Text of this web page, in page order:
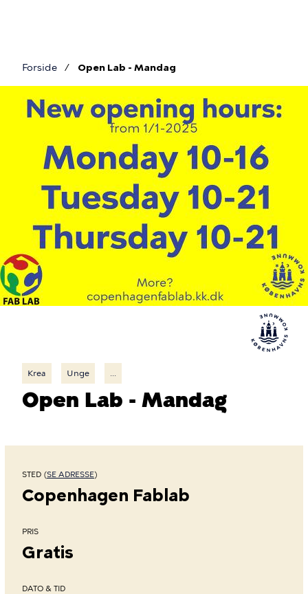
Brødkrumme
Forside Open Lab - Mandag
Krea Unge ...
Open Lab - Mandag
STED (SE ADRESSE)
Copenhagen Fablab
PRIS
Gratis
DATO & TID